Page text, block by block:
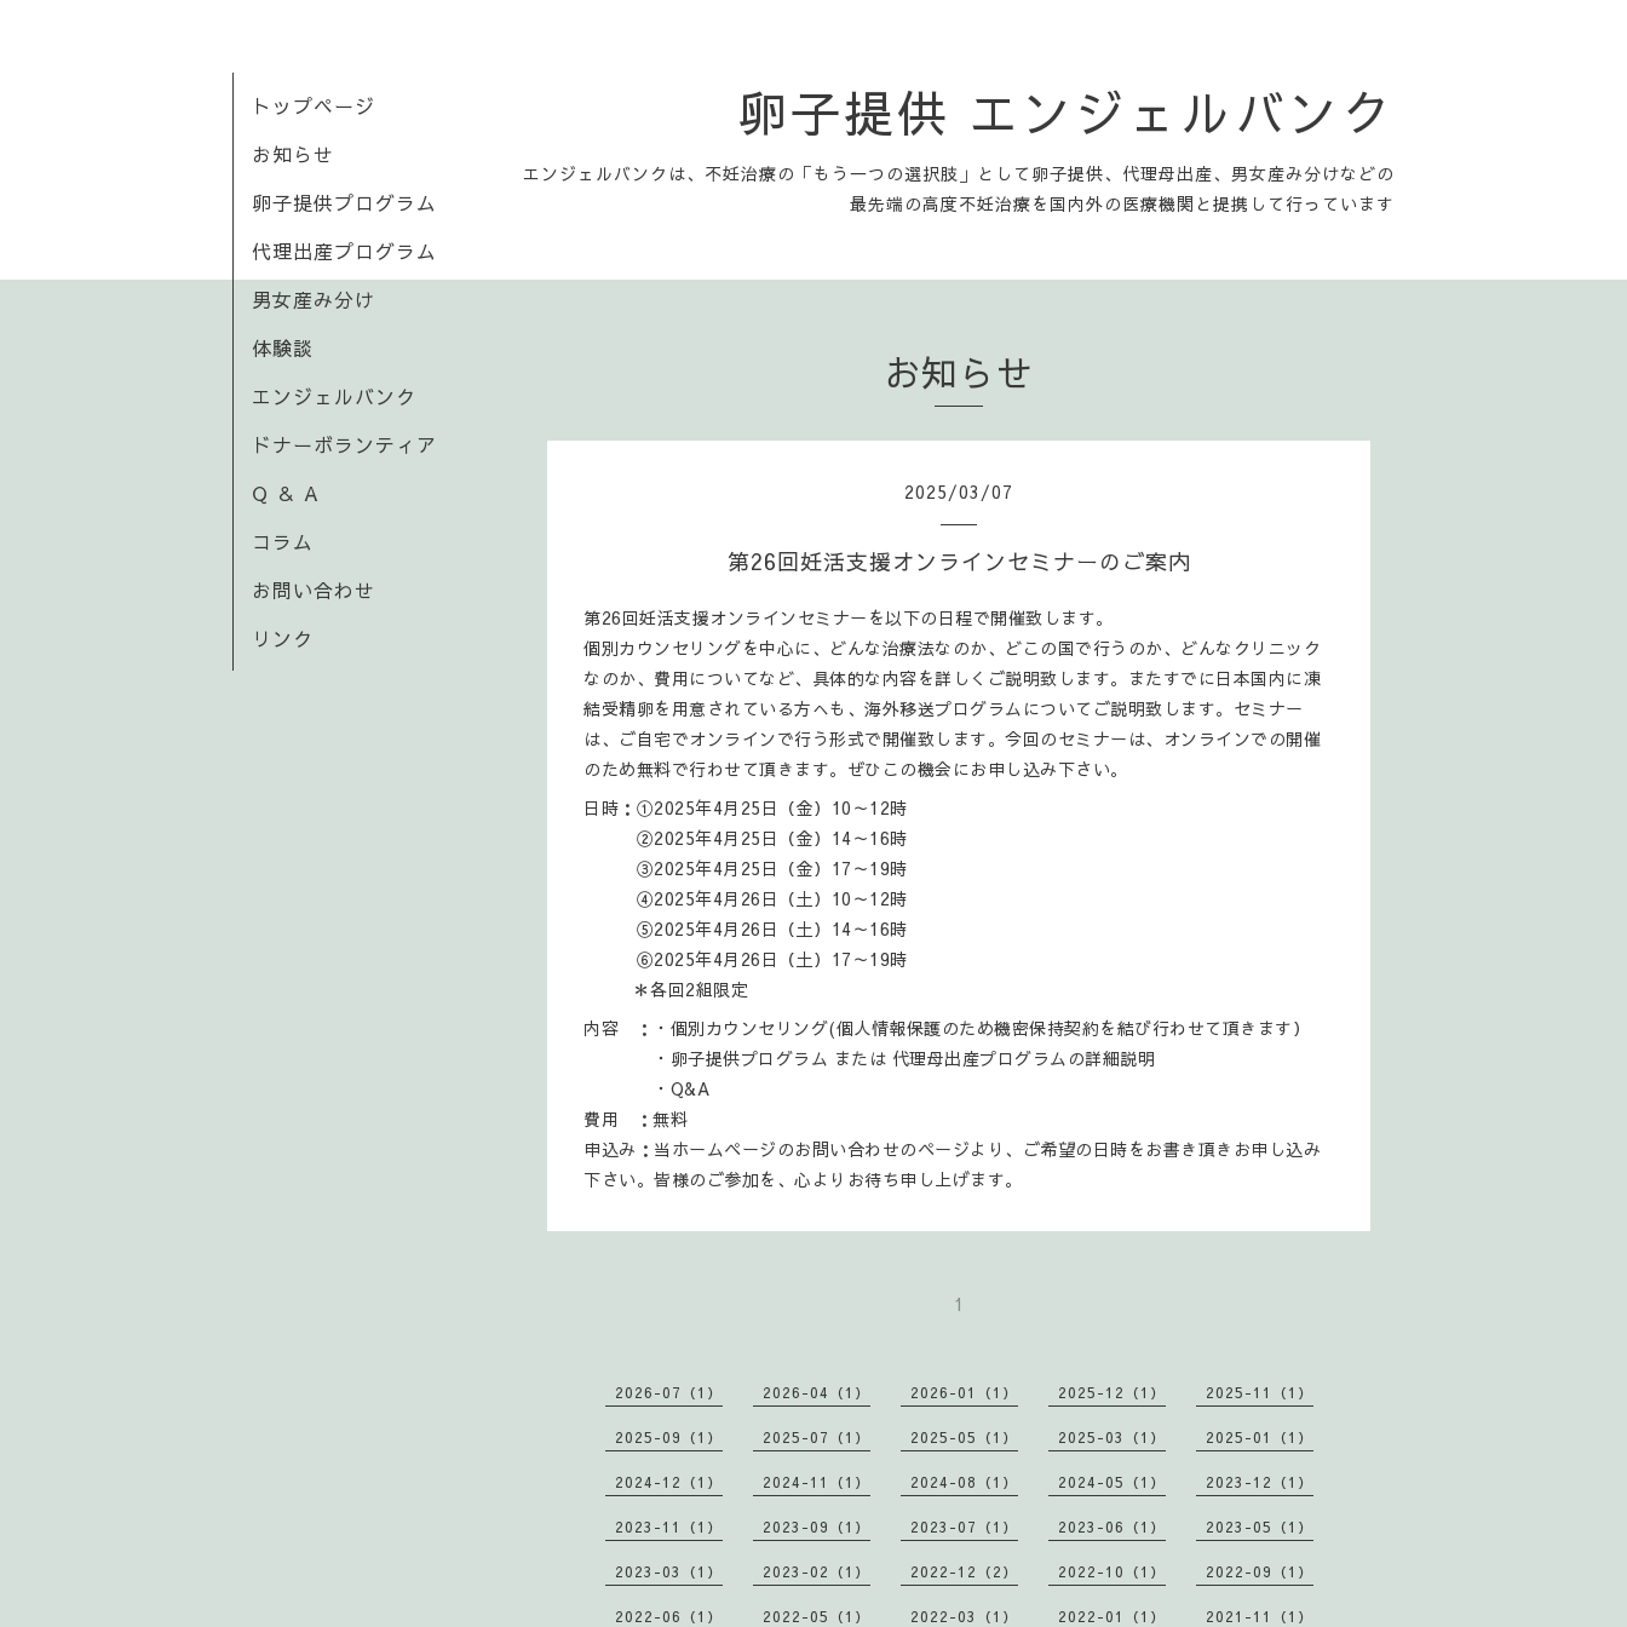
卵子提供 エンジェルバンク
エンジェルバンクは、不妊治療の「もう一つの選択肢」として卵子提供、代理母出産、男女産み分けなどの
最先端の高度不妊治療を国内外の医療機関と提携して行っています
トップページ
お知らせ
卵子提供プログラム
代理出産プログラム
男女産み分け
体験談
エンジェルバンク
ドナーボランティア
Q ＆ A
コラム
お問い合わせ
リンク
お知らせ
2025/03 /07
第26回妊活支援オンラインセミナーのご案内
第26回妊活支援オンラインセミナーを以下の日程で開催致します。
個別カウンセリングを中心に、どんな治療法なのか、どこの国で行うのか、どんなクリニック
なのか、費用についてなど、具体的な内容を詳しくご説明致します。またすでに日本国内に凍
結受精卵を用意されている方へも、海外移送プログラムについてご説明致します。セミナー
は、ご自宅でオンラインで行う形式で開催致します。今回のセミナーは、オンラインでの開催
のため無料で行わせて頂きます。ぜひこの機会にお申し込み下さい。
日時：①2025年4月25日（金）10～12時
②2025年4月25日（金）14～16時
③2025年4月25日（金）17～19時
④2025年4月26日（土）10～12時
⑤2025年4月26日（土）14～16時
⑥2025年4月26日（土）17～19時
＊各回2組限定
内容 ：・個別カウンセリング(個人情報保護のため機密保持契約を結び行わせて頂きます）
・卵子提供プログラム または 代理母出産プログラムの詳細説明
・Q&A
費用 ：無料
申込み：当ホームページのお問い合わせのページより、ご希望の日時をお書き頂きお申し込み
下さい。皆様のご参加を、心よりお待ち申し上げます。
1
2026-07（1） 2026-04（1） 2026-01（1） 2025-12（1） 2025-11（1）
2025-09（1） 2025-07（1） 2025-05（1） 2025-03（1） 2025-01（1）
2024-12（1） 2024-11（1） 2024-08（1） 2024-05（1） 2023-12（1）
2023-11（1） 2023-09（1） 2023-07（1） 2023-06（1） 2023-05（1）
2023-03（1） 2023-02（1） 2022-12（2） 2022-10（1） 2022-09（1）
2022-06（1） 2022-05（1） 2022-03（1） 2022-01（1） 2021-11（1）